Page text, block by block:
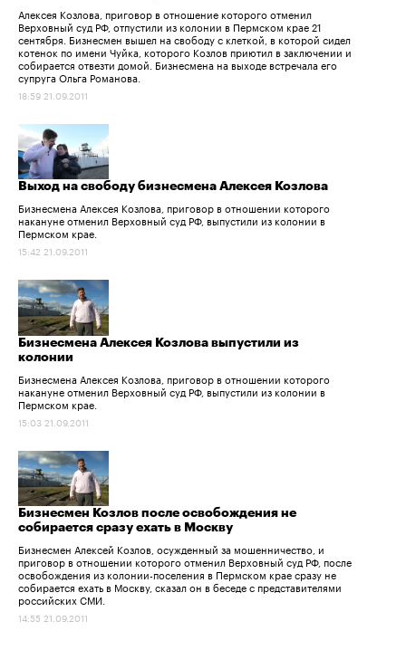
Алексея Козлова, приговор в отношение которого отменил
Верховный суд РФ, отпустили из колонии в Пермском крае 21
сентября. Бизнесмен вышел на свободу с клеткой, в которой сидел
котенок по имени Чуйка, которого Козлов приютил в заключении и
собирается отвезти домой. Бизнесмена на выходе встречала его
супруга Ольга Романова.
18:59 21.09.2011
Выход на свободу бизнесмена Алексея Козлова
Бизнесмена Алексея Козлова, приговор в отношении которого
накануне отменил Верховный суд РФ, выпустили из колонии в
Пермском крае.
15:42 21.09.2011
Бизнесмена Алексея Козлова выпустили из
колонии
Бизнесмена Алексея Козлова, приговор в отношении которого
накануне отменил Верховный суд РФ, выпустили из колонии в
Пермском крае.
15:03 21.09.2011
Бизнесмен Козлов после освобождения не
собирается сразу ехать в Москву
Бизнесмен Алексей Козлов, осужденный за мошенничество, и
приговор в отношении которого отменил Верховный суд РФ, после
освобождения из колонии-поселения в Пермском крае сразу не
собирается ехать в Москву, сказал он в беседе с представителями
российских СМИ.
14:55 21.09.2011